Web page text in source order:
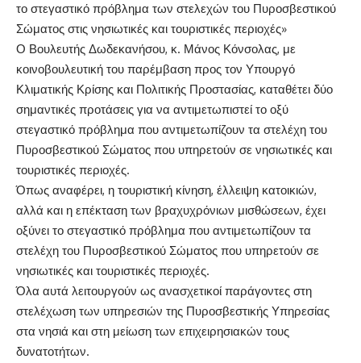
το στεγαστικό πρόβλημα των στελεχών του Πυροσβεστικού
Σώματος στις νησιωτικές και τουριστικές περιοχές»
Ο Βουλευτής Δωδεκανήσου, κ. Μάνος Κόνσολας, με
κοινοβουλευτική του παρέμβαση προς τον Υπουργό
Κλιματικής Κρίσης και Πολιτικής Προστασίας, καταθέτει δύο
σημαντικές προτάσεις για να αντιμετωπιστεί το οξύ
στεγαστικό πρόβλημα που αντιμετωπίζουν τα στελέχη του
Πυροσβεστικού Σώματος που υπηρετούν σε νησιωτικές και
τουριστικές περιοχές.
Όπως αναφέρει, η τουριστική κίνηση, έλλειψη κατοικιών,
αλλά και η επέκταση των βραχυχρόνιων μισθώσεων, έχει
οξύνει το στεγαστικό πρόβλημα που αντιμετωπίζουν τα
στελέχη του Πυροσβεστικού Σώματος που υπηρετούν σε
νησιωτικές και τουριστικές περιοχές.
Όλα αυτά λειτουργούν ως ανασχετικοί παράγοντες στη
στελέχωση των υπηρεσιών της Πυροσβεστικής Υπηρεσίας
στα νησιά και στη μείωση των επιχειρησιακών τους
δυνατοτήτων.